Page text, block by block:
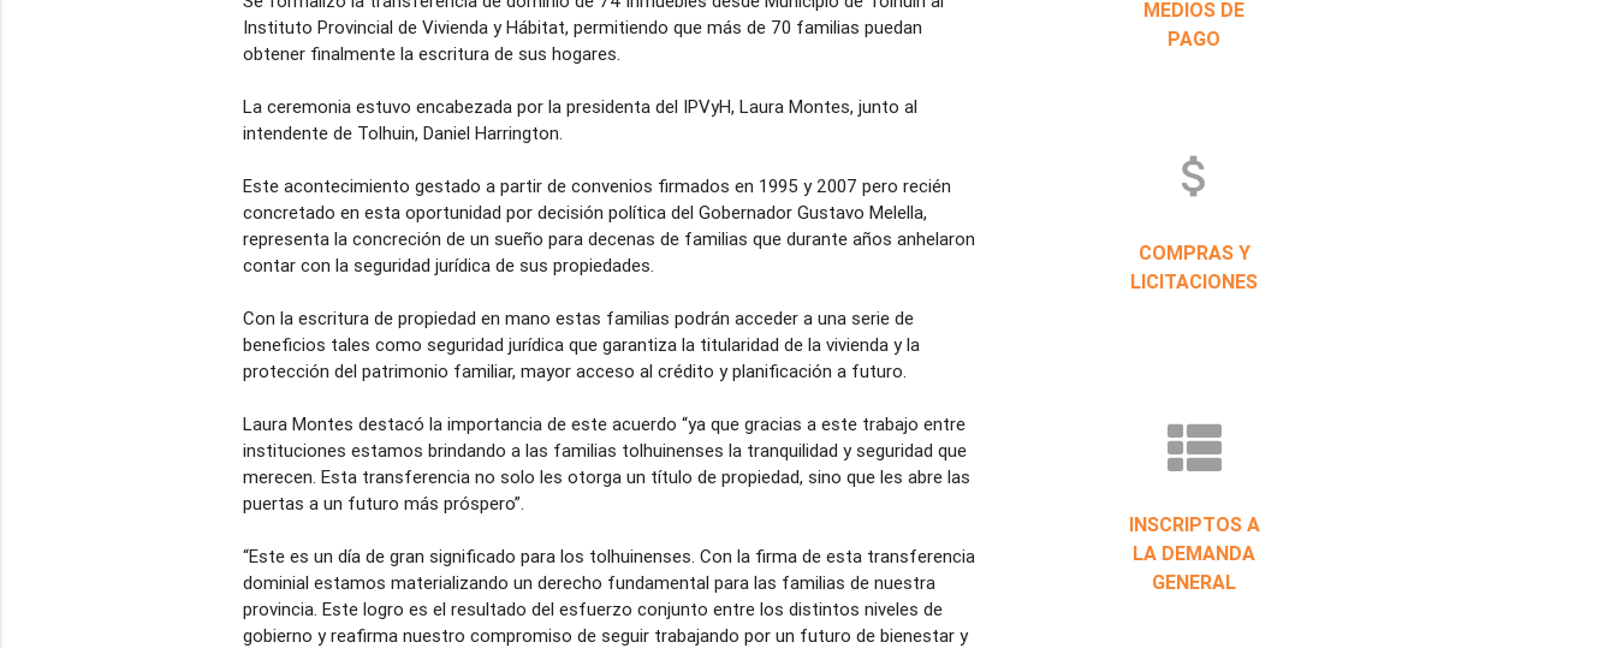
Instituto Provincial de Vivienda y Hábitat, permitiendo que más de 70 familias puedan
obtener finalmente la escritura de sus hogares.
La ceremonia estuvo encabezada por la presidenta del IPVyH, Laura Montes, junto al
intendente de Tolhuin, Daniel Harrington.
Este acontecimiento gestado a partir de convenios firmados en 1995 y 2007 pero recién
concretado en esta oportunidad por decisión política del Gobernador Gustavo Melella,
representa la concreción de un sueño para decenas de familias que durante años anhelaron
contar con la seguridad jurídica de sus propiedades.
Con la escritura de propiedad en mano estas familias podrán acceder a una serie de
beneficios tales como seguridad jurídica que garantiza la titularidad de la vivienda y la
protección del patrimonio familiar, mayor acceso al crédito y planificación a futuro.
Laura Montes destacó la importancia de este acuerdo “ya que gracias a este trabajo entre
instituciones estamos brindando a las familias tolhuinenses la tranquilidad y seguridad que
merecen. Esta transferencia no solo les otorga un título de propiedad, sino que les abre las
puertas a un futuro más próspero”.
“Este es un día de gran significado para los tolhuinenses. Con la firma de esta transferencia
dominial estamos materializando un derecho fundamental para las familias de nuestra
provincia. Este logro es el resultado del esfuerzo conjunto entre los distintos niveles de
gobierno y reafirma nuestro compromiso de seguir trabajando por un futuro de bienestar y
MEDIOS DE
PAGO
attach_money
COMPRAS Y
LICITACIONES
INSCRIPTOS A
LA DEMANDA
GENERAL